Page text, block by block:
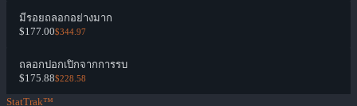
มีรอยถลอกอย่างมาก
$177.00$344.97
ถลอกปอกเปิกจากการรบ
$175.88$228.58
StatTrak™